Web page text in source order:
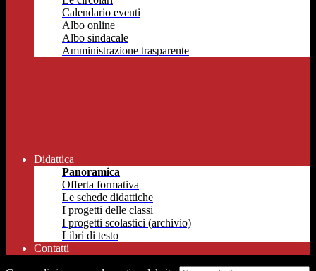
Calendario eventi
Albo online
Albo sindacale
Amministrazione trasparente
Didattica
Panoramica
Offerta formativa
Le schede didattiche
I progetti delle classi
I progetti scolastici (archivio)
Libri di testo
Contatti